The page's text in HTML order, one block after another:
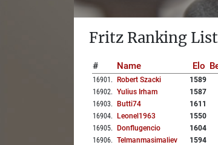
Fritz Ranking
# Name Elo
16901 . Robert Szacki 1589
16902. Yulius Irham 1587
16903. Butti74 1611
16904. Leonel1963 1550
16905. Donflugencio 1604
16906. Telmanmasimaliev 1594